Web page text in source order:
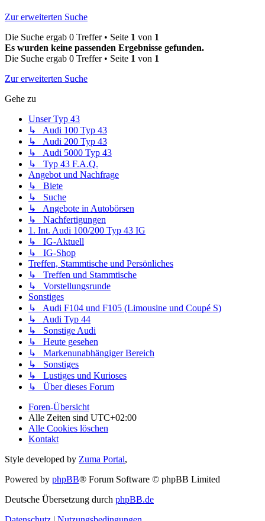
Zur erweiterten Suche
Die Suche ergab 0 Treffer • Seite 1 von 1
Es wurden keine passenden Ergebnisse gefunden.
Die Suche ergab 0 Treffer • Seite 1 von 1
Zur erweiterten Suche
Gehe zu
Unser Typ 43
↳ Audi 100 Typ 43
↳ Audi 200 Typ 43
↳ Audi 5000 Typ 43
↳ Typ 43 F.A.Q.
Angebot und Nachfrage
↳ Biete
↳ Suche
↳ Angebote in Autobörsen
↳ Nachfertigungen
1. Int. Audi 100/200 Typ 43 IG
↳ IG-Aktuell
↳ IG-Shop
Treffen, Stammtische und Persönliches
↳ Treffen und Stammtische
↳ Vorstellungsrunde
Sonstiges
↳ Audi F104 und F105 (Limousine und Coupé S)
↳ Audi Typ 44
↳ Sonstige Audi
↳ Heute gesehen
↳ Markenunabhängiger Bereich
↳ Sonstiges
↳ Lustiges und Kurioses
↳ Über dieses Forum
Foren-Übersicht
Alle Zeiten sind UTC+02:00
Alle Cookies löschen
Kontakt
Style developed by Zuma Portal,
Powered by phpBB® Forum Software © phpBB Limited
Deutsche Übersetzung durch phpBB.de